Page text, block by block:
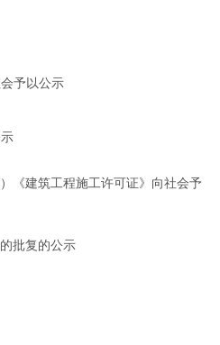
予以公示
《建筑工程施工许可证》向社会予
批复的公示